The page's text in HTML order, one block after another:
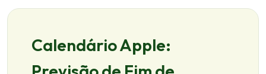
Calendário Apple: